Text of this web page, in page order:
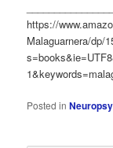
https://
Malaguarnera/dp/
Posted in